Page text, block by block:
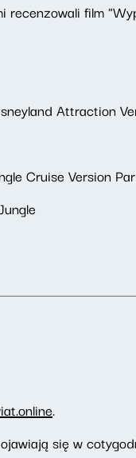
recenzowali film
Attraction
Cruise Version
.
się w